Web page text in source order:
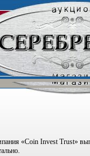
«Coin Invest Trust»